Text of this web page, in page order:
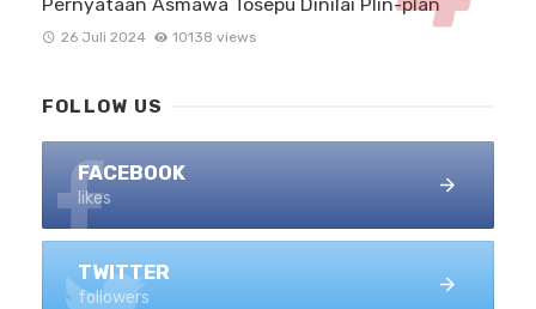
26 Juli 2024 10138 views
FOLLOW US
FACEBOOK
likes
TWITTER
followers